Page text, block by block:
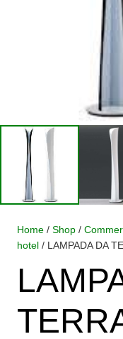
Home / Shop /
hotel / LAMPADA DA